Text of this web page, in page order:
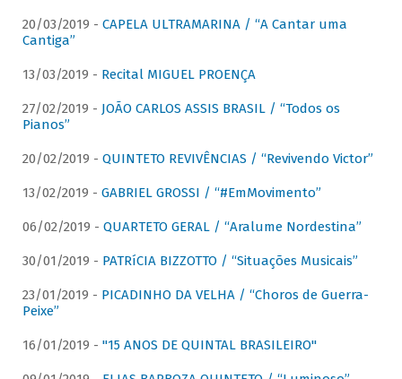
20/03/2019 - CAPELA ULTRAMARINA / “A Cantar uma
Cantiga”
13/03/2019 - Recital MIGUEL PROENÇA
27/02/2019 - JOÃO CARLOS ASSIS BRASIL / “Todos os
Pianos”
20/02/2019 - QUINTETO REVIVÊNCIAS / “Revivendo Victor”
13/02/2019 - GABRIEL GROSSI / “#EmMovimento”
06/02/2019 - QUARTETO GERAL / “Aralume Nordestina”
30/01/2019 - PATRíCIA BIZZOTTO / “Situações Musicais”
23/01/2019 - PICADINHO DA VELHA / “Choros de Guerra-
Peixe”
16/01/2019 - "15 ANOS DE QUINTAL BRASILEIRO"